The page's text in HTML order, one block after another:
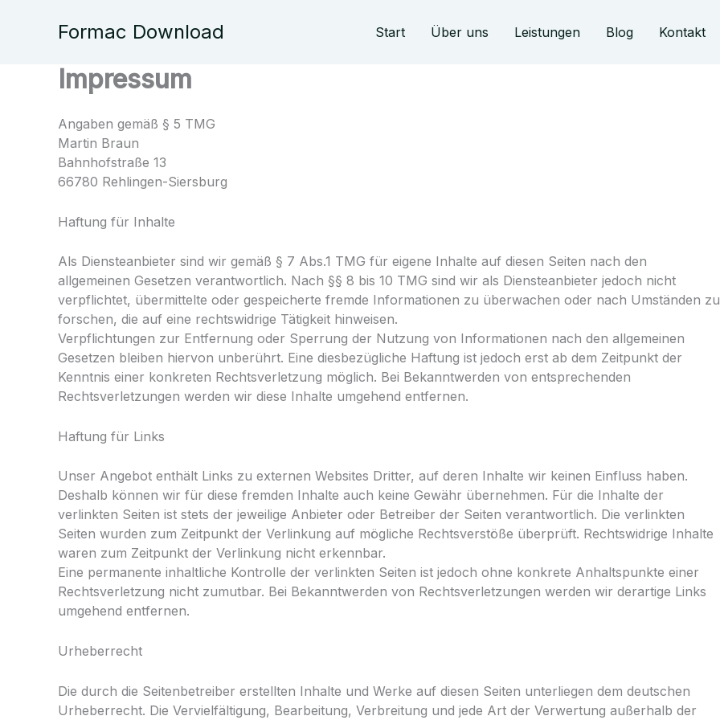
Formac Download Start Über uns Leistungen Blog Kontakt
Impressum
Angaben gemäß § 5 TMG
Martin Braun
Bahnhofstraße 13
66780 Rehlingen-Siersburg
Haftung für Inhalte
Als Diensteanbieter sind wir gemäß § 7 Abs.1 TMG für eigene Inhalte auf diesen Seiten nach den
allgemeinen Gesetzen verantwortlich. Nach §§ 8 bis 10 TMG sind wir als Diensteanbieter jedoch nicht
verpflichtet, übermittelte oder gespeicherte fremde Informationen zu überwachen oder nach Umständen zu
forschen, die auf eine rechtswidrige Tätigkeit hinweisen.
Verpflichtungen zur Entfernung oder Sperrung der Nutzung von Informationen nach den allgemeinen
Gesetzen bleiben hiervon unberührt. Eine diesbezügliche Haftung ist jedoch erst ab dem Zeitpunkt der
Kenntnis einer konkreten Rechtsverletzung möglich. Bei Bekanntwerden von entsprechenden
Rechtsverletzungen werden wir diese Inhalte umgehend entfernen.
Haftung für Links
Unser Angebot enthält Links zu externen Websites Dritter, auf deren Inhalte wir keinen Einfluss haben.
Deshalb können wir für diese fremden Inhalte auch keine Gewähr übernehmen. Für die Inhalte der
verlinkten Seiten ist stets der jeweilige Anbieter oder Betreiber der Seiten verantwortlich. Die verlinkten
Seiten wurden zum Zeitpunkt der Verlinkung auf mögliche Rechtsverstöße überprüft. Rechtswidrige Inhalte
waren zum Zeitpunkt der Verlinkung nicht erkennbar.
Eine permanente inhaltliche Kontrolle der verlinkten Seiten ist jedoch ohne konkrete Anhaltspunkte einer
Rechtsverletzung nicht zumutbar. Bei Bekanntwerden von Rechtsverletzungen werden wir derartige Links
umgehend entfernen.
Urheberrecht
Die durch die Seitenbetreiber erstellten Inhalte und Werke auf diesen Seiten unterliegen dem deutschen
Urheberrecht. Die Vervielfältigung, Bearbeitung, Verbreitung und jede Art der Verwertung außerhalb der